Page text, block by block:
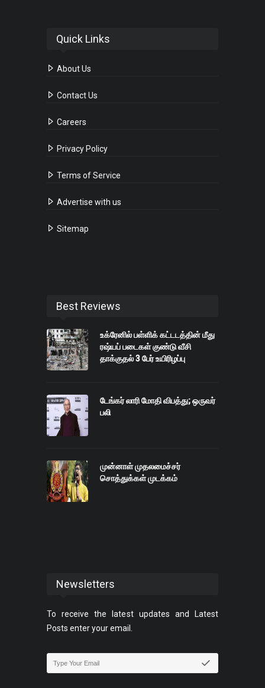
Quick Links
About Us
Contact Us
Careers
Privacy Policy
Terms of Service
Advertise with us
Sitemap
Best Reviews
உக்ரேனில் பள்ளிக் கட்டடத்தின் மீது
ரஷ்யப் படைகள் குண்டு வீசி
தாக்குதல் 3 பேர் உயிரிழப்பு
டேங்கர் லாரி மோதி விபத்து; ஒருவர்
பலி
முன்னாள் முதலமைச்சர்
சொத்துக்கள் முடக்கம்
Newsletters
To receive the latest updates and Latest
Posts enter your email.